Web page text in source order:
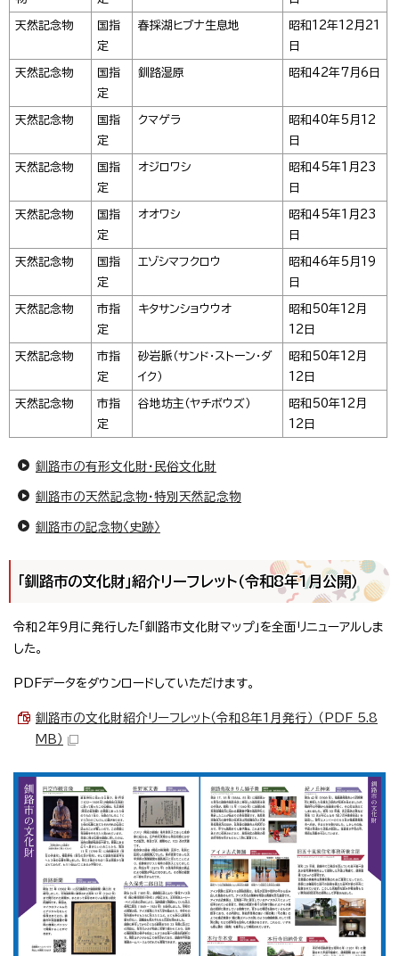
天然記念物
国指
定
春採湖ヒブナ生息地
昭和12年12月21
日
天然記念物
国指
定
釧路湿原 昭和42年7月6日
天然記念物
国指
定
クマゲラ
昭和40年5月12
日
天然記念物
国指
定
オジロワシ
昭和45年1月23
日
天然記念物
国指
定
オオワシ
昭和45年1月23
日
天然記念物
国指
定
エゾシマフクロウ
昭和46年5月19
日
天然記念物
市指
定
キタサンショウウオ
昭和50年12月
12日
天然記念物
市指
定
砂岩脈（サンド・ストーン・ダ
イク）
昭和50年12月
12日
天然記念物
市指
定
谷地坊主（ヤチボウズ）
昭和50年12月
12日
釧路市の有形文化財・民俗文化財
釧路市の天然記念物・特別天然記念物
釧路市の記念物〈史跡〉
「釧路市の文化財」紹介リーフレット（令和8年1月公開）
令和2年9月に発行した「釧路市文化財マップ」を全面リニューアルしま
した。
PDFデータをダウンロードしていただけます。
釧路市の文化財紹介リーフレット（令和8年1月発行） （PDF 5.8
MB）